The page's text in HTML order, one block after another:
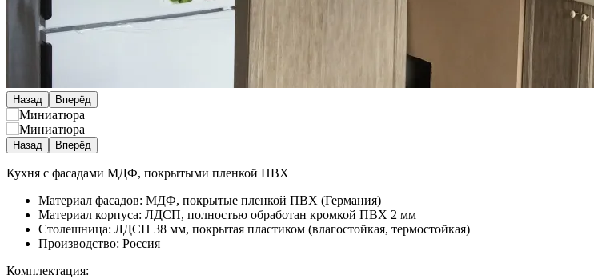
Назад Вперёд
Назад Вперёд
Кухня с фасадами МДФ, покрытыми пленкой ПВХ
Материал фасадов: МДФ, покрытые пленкой ПВХ (Германия)
Материал корпуса: ЛДСП, полностью обработан кромкой ПВХ 2 мм
Столешница: ЛДСП 38 мм, покрытая пластиком (влагостойкая, термостойкая)
Производство: Россия
Комплектация: